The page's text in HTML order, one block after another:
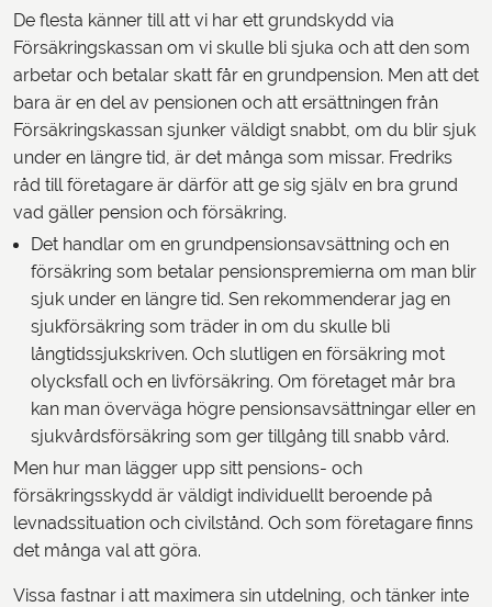
De flesta känner till att vi har ett grundskydd via
Försäkringskassan om vi skulle bli sjuka och att den som
arbetar och betalar skatt får en grundpension. Men att det
bara är en del av pensionen och att ersättningen från
Försäkringskassan sjunker väldigt snabbt, om du blir sjuk
under en längre tid, är det många som missar. Fredriks
råd till företagare är därför att ge sig själv en bra grund
vad gäller pension och försäkring.
Det handlar om en grundpensionsavsättning och en
försäkring som betalar pensionspremierna om man blir
sjuk under en längre tid. Sen rekommenderar jag en
sjukförsäkring som träder in om du skulle bli
långtidssjukskriven. Och slutligen en försäkring mot
olycksfall och en livförsäkring. Om företaget mår bra
kan man överväga högre pensionsavsättningar eller en
sjukvårdsförsäkring som ger tillgång till snabb vård.
Men hur man lägger upp sitt pensions- och
försäkringsskydd är väldigt individuellt beroende på
levnadssituation och civilstånd. Och som företagare finns
det många val att göra.
Vissa fastnar i att maximera sin utdelning, och tänker inte